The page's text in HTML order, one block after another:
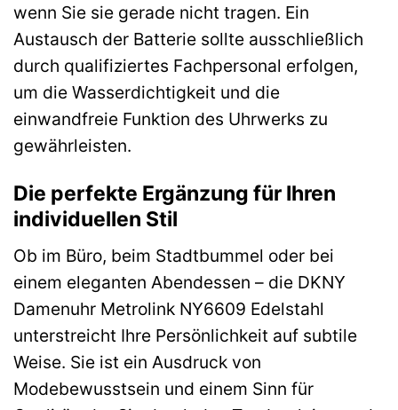
wenn Sie sie gerade nicht tragen. Ein
Austausch der Batterie sollte ausschließlich
durch qualifiziertes Fachpersonal erfolgen,
um die Wasserdichtigkeit und die
einwandfreie Funktion des Uhrwerks zu
gewährleisten.
Die perfekte Ergänzung für Ihren
individuellen Stil
Ob im Büro, beim Stadtbummel oder bei
einem eleganten Abendessen – die DKNY
Damenuhr Metrolink NY6609 Edelstahl
unterstreicht Ihre Persönlichkeit auf subtile
Weise. Sie ist ein Ausdruck von
Modebewusstsein und einem Sinn für